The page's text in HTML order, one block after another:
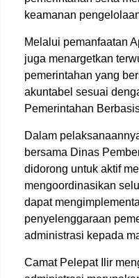
keamanan
Melalui pemanfaatan
juga menargetkan
pemerintahan yang
akuntabel sesuai
Pemerintahan
Dalam
bersama Dinas
didorong untuk aktif
mengoordinasikan
dapat
penyelenggaraan
administrasi kepada
Camat Pelepat Ilir